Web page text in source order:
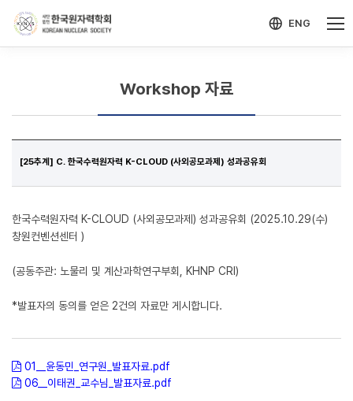
ENG
Workshop 자료
[25추계] C. 한국수력원자력 K-CLOUD (사외공모과제) 성과공유회
한국수력원자력 K-CLOUD (사외공모과제) 성과공유회 (2025.10.29(수)
창원컨벤션센터 )
(공동주관: 노물리 및 계산과학연구부회, KHNP CRI)
*발표자의 동의를 얻은 2건의 자료만 게시합니다.
01__윤동민_연구원_발표자료.pdf
06__이태권_교수님_발표자료.pdf